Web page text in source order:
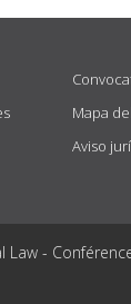
Mapa
Aviso
Law -